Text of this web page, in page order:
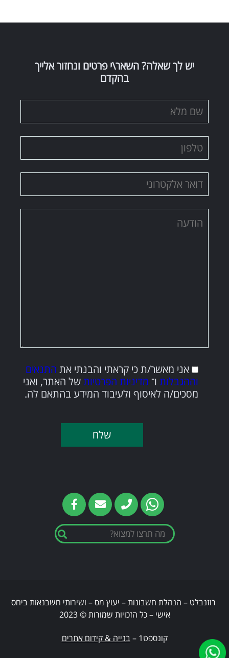
יש לך שאלה? השאר\י פרטים ונחזור אלייך
בהקדם
אני מאשר/ת כי קראתי והבנתי את התנאים
וההגבלות ו־ מדיניות הפרטיותשל האתר, ואני
מסכים/ה לאיסוף ולעיבוד המידע בהתאם לה.
רוזנבלט – הנהלת חשבונות – יעוץ מס – ושירותי חשבנאות ביחס
אישי – כל הזכויות שמורות © 2023
קונספט1 – בנייה & קידום אתרים